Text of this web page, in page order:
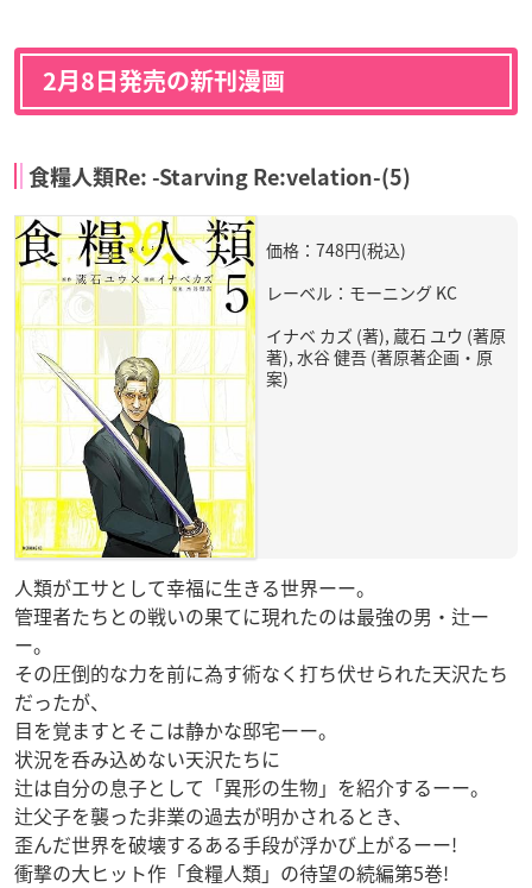
2月8日発売の新刊漫画
食糧人類Re: -Starving Re:velation-(5)
価格：748円(税込)
レーベル：モーニング KC
イナベ カズ (著), 蔵石 ユウ (著原
著), 水谷 健吾 (著原著企画・原
案)
人類がエサとして幸福に生きる世界ーー。
管理者たちとの戦いの果てに現れたのは最強の男・辻ー
ー。
その圧倒的な力を前に為す術なく打ち伏せられた天沢たち
だったが、
目を覚ますとそこは静かな邸宅ーー。
状況を呑み込めない天沢たちに
辻は自分の息子として「異形の生物」を紹介するーー。
辻父子を襲った非業の過去が明かされるとき、
歪んだ世界を破壊するある手段が浮かび上がるーー!
衝撃の大ヒット作「食糧人類」の待望の続編第5巻!